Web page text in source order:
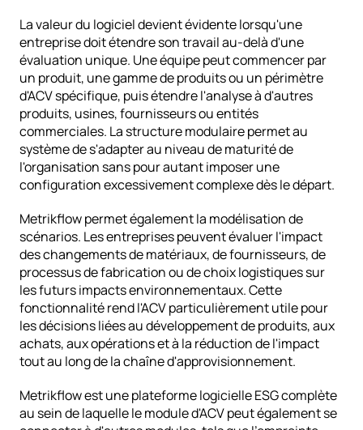
La valeur du logiciel devient évidente lorsqu'une
entreprise doit étendre son travail au-delà d'une
évaluation unique. Une équipe peut commencer par
un produit, une gamme de produits ou un périmètre
d'ACV spécifique, puis étendre l'analyse à d'autres
produits, usines, fournisseurs ou entités
commerciales. La structure modulaire permet au
système de s'adapter au niveau de maturité de
l'organisation sans pour autant imposer une
configuration excessivement complexe dès le départ.
Metrikflow permet également la modélisation de
scénarios. Les entreprises peuvent évaluer l'impact
des changements de matériaux, de fournisseurs, de
processus de fabrication ou de choix logistiques sur
les futurs impacts environnementaux. Cette
fonctionnalité rend l'ACV particulièrement utile pour
les décisions liées au développement de produits, aux
achats, aux opérations et à la réduction de l'impact
tout au long de la chaîne d'approvisionnement.
Metrikflow est une plateforme logicielle ESG complète
au sein de laquelle le module d'ACV peut également se